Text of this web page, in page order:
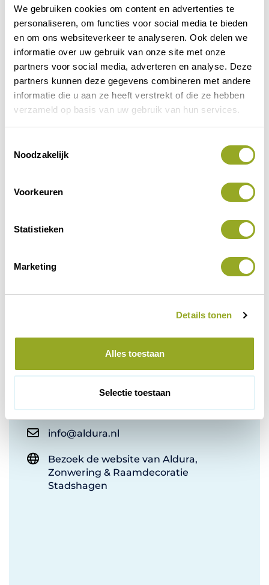
We gebruiken cookies om content en advertenties te
personaliseren, om functies voor social media te bieden
en om ons websiteverkeer te analyseren. Ook delen we
informatie over uw gebruik van onze site met onze
partners voor social media, adverteren en analyse. Deze
partners kunnen deze gegevens combineren met andere
informatie die u aan ze heeft verstrekt of die ze hebben
verzameld op basis van uw gebruik van hun services.
e
Noodzakelijk
Voorkeuren
Statistieken
Marketing
Details tonen
Alles toestaan
Selectie toestaan
Vorige korting Volgende korting
Contactinformatie
Stadshagenallee 15
038-4656555
info@aldura.nl
Bezoek de website van Aldura,
Zonwering & Raamdecoratie
Stadshagen